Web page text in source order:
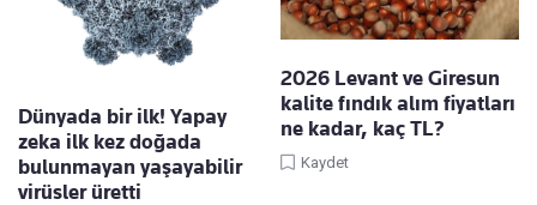
Dünyada bir ilk! Yapay
zeka ilk kez doğada
bulunmayan yaşayabilir
virüsler üretti
2026 Levant ve Giresun
kalite fındık alım fiyatları
ne kadar, kaç TL?
Kaydet